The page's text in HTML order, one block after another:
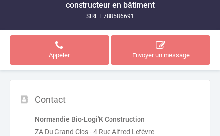
constructeur en bâtiment
SIRET 788586691
Appeler Envoyer un message
Contact
Normandie Bio-Logi'K Construction
ZA Du Grand Clos - 4 Rue Alfred Lefèvre